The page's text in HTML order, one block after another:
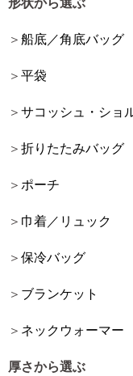
船底／角底バッグ
平袋
サコッシュ・ショ
折りたたみバッグ
ポーチ
巾着／リュック
保冷バッグ
ブランケット
ネックウォーマー
厚さから選ぶ